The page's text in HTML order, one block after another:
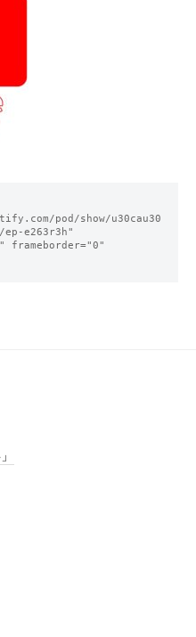
pod/show/u30cau30
ep-e263r3h"
frameborder="0"